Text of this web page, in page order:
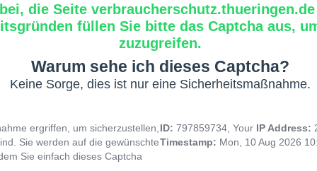
die Seite
füllen Sie bitte das Captcha aus,
zuzugreifen.
Warum sehe ich dieses Captcha?
Keine Sorge, dies ist nur eine Sicherheitsmaßnahme.
ergriffen, um sicherzustellen,
Sie werden auf die gewünschte
Sie einfach dieses Captcha
ID: 797859734, Your IP Address:
Timestamp: Mon, 10 Aug 2026